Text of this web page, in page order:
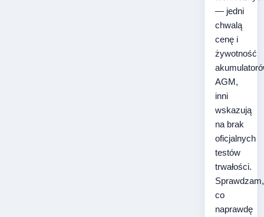
— jedni
chwalą
cenę i
żywotność
AGM,
inni
wskazują
na brak
oficjalnych
testów
trwałości.
Sprawdzam,
co
naprawdę